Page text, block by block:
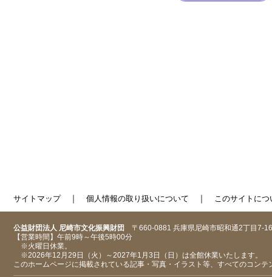
サイトマップ｜ 個人情報の取り扱いについて ｜ このサイトにつ
公益財団法人 尼崎市文化振興財団 〒660-0881 兵庫県尼崎市昭和通2丁目7-16
【営業時間】午前9時～午後5時00分
※火曜日休業。
※2026年12月29日（火）～2027年1月3日（日）は全館休業いたします。
このホームページに掲載されている記事・写真・イラスト等、すべてのコン